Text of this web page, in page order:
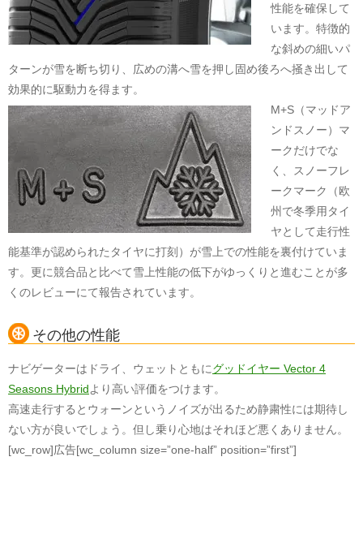
性能を確保して
います。特徴的
な斜めの細いパ
ターンが雪を断ち切り、広めの溝へ雪を押し固め後ろへ掻き出して
効果的に駆動力を得ます。
M+S（マッドア
ンドスノー）マ
ークだけでな
く、スノーフレ
ークマーク（欧
州で冬季用タイ
ヤとして走行性
能基準が認められたタイヤに打刻）が雪上での性能を裏付けていま
す。更に競合品と比べて雪上性能の低下がゆっくりと進むことが多
くのレビューにて報告されています。
その他の性能
ナビゲーターはドライ、ウェットともにグッドイヤー Vector 4
Seasons Hybridより高い評価をつけます。
高速走行するとウォーンというノイズが出るため静粛性には期待し
ない方が良いでしょう。但し乗り心地はそれほど悪くありません。
[wc_row]広告[wc_column size=”one-half” position=”first”]